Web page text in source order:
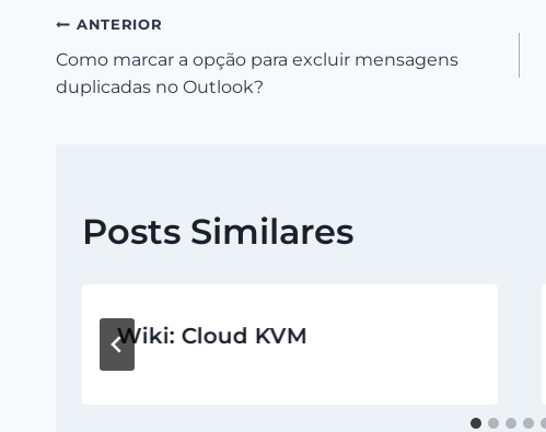
Navegação
de
ANTERIOR
Como marcar a opção para excluir mensagens
duplicadas no Outlook?
Posts Similares
Wiki: Cloud KVM